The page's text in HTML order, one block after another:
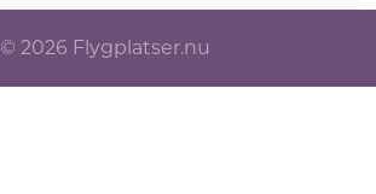
© 2026 Flygplatser.nu